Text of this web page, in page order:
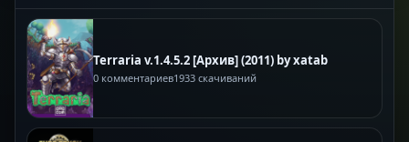
Terraria v.1.4.5.2 [Архив] (2011) by xatab
0 комментариев1933 скачиваний